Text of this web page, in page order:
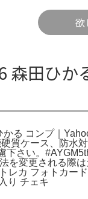
欲
森田ひか
る コンプ｜
質ケース、防水
さい。
を変更される際
レカ フォトカー
り チェキ